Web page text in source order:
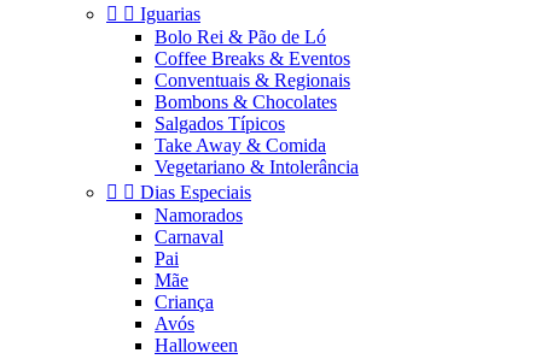
  Iguarias
Bolo Rei & Pão de Ló
Coffee Breaks & Eventos
Conventuais & Regionais
Bombons & Chocolates
Salgados Típicos
Take Away & Comida
Vegetariano & Intolerância
  Dias Especiais
Namorados
Carnaval
Pai
Mãe
Criança
Avós
Halloween